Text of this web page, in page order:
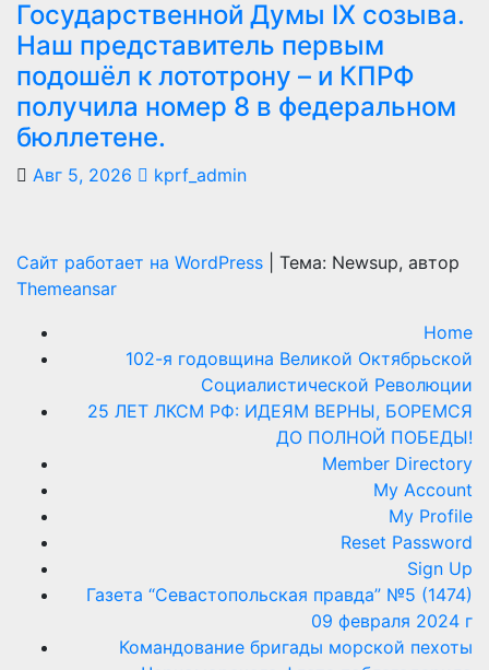
получила номер 8 в федеральном
бюллетене.
Авг 5, 2026 kprf_admin
Сайт работает на WordPress
102-я годовщина Великой Октябрьской
25 ЛЕТ ЛКСМ РФ: ИДЕЯМ ВЕРНЫ, БОРЕМСЯ
ДО ПОЛНОЙ ПОБЕДЫ!
Member Directory
My Account
My Profile
Reset Password
Sign Up
Газета “Севастопольская правда” №5 (1474)
09 февраля 2024 г
Командование бригады морской пехоты
Черноморского флота поблагодарило
депутата-коммуниста С.П. Обухова за
поддержку